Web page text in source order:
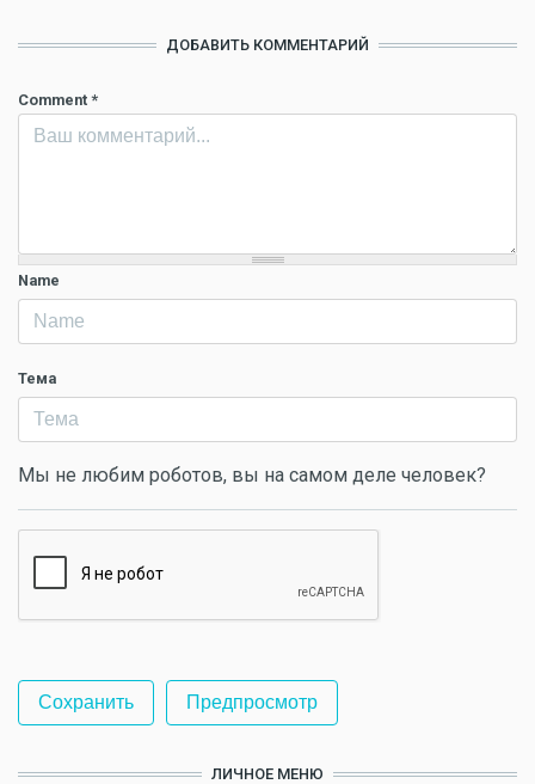
ДОБАВИТЬ КОММЕНТАРИЙ
Comment *
Name
Тема
Мы не любим роботов, вы на самом деле человек?
ЛИЧНОЕ МЕНЮ